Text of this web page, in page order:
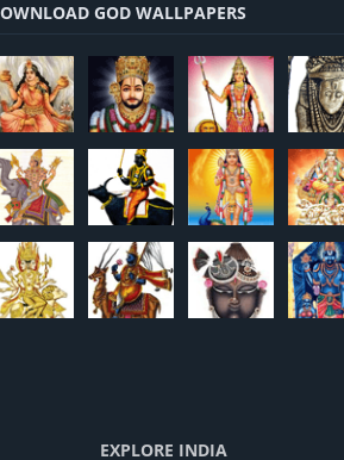
GOD WALLPAPERS
EXPLORE INDIA